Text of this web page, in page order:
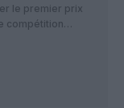
le premier prix
compétition